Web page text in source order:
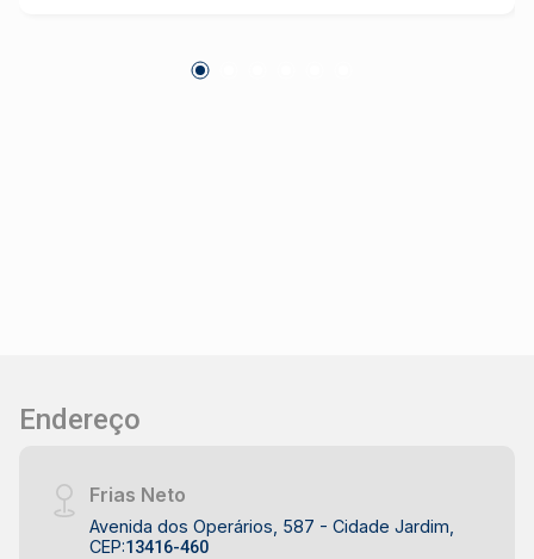
Endereço
Frias Neto
Avenida dos Operários, 587 - Cidade Jardim,
CEP:13416-460